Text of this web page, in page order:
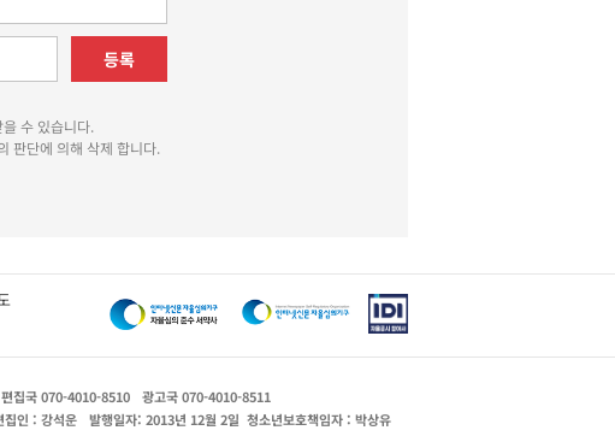
등록
수 있습니다.
판단에 의해 삭제 합니다.
편집국 070-4010-8510
광고국 070-4010-8511
집인 : 강석운 발행일자: 2013년 12월 2일 청소년보호책임자 : 박상유